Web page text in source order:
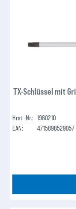
TX-Schlüssel mit
Hrst.-Nr.: 1960210
EAN:
4715898529057